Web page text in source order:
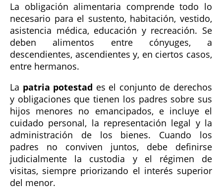
La obligación alimentaria comprende todo lo
necesario para el sustento, habitación, vestido,
asistencia médica, educación y recreación. Se
deben alimentos entre cónyuges, a
descendientes, ascendientes y, en ciertos casos,
entre hermanos.
La patria potestad es el conjunto de derechos
y obligaciones que tienen los padres sobre sus
hijos menores no emancipados, e incluye el
cuidado personal, la representación legal y la
administración de los bienes. Cuando los
padres no conviven juntos, debe definirse
judicialmente la custodia y el régimen de
visitas, siempre priorizando el interés superior
del menor.